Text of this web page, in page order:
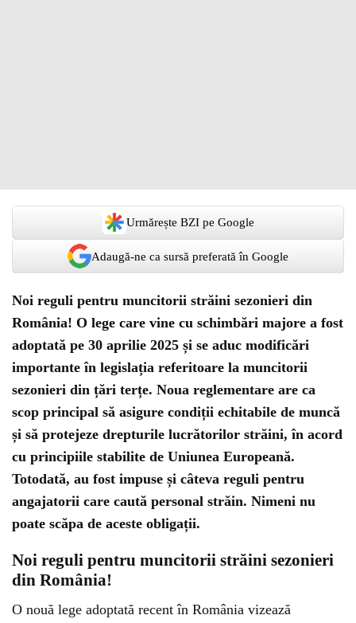
Urmărește BZI pe Google
Adaugă-ne ca sursă preferată în Google
Noi reguli pentru muncitorii străini sezonieri din
România! O lege care vine cu schimbări majore a fost
adoptată pe 30 aprilie 2025 și se aduc modificări
importante în legislația referitoare la muncitorii
sezonieri din țări terțe. Noua reglementare are ca
scop principal să asigure condiții echitabile de muncă
și să protejeze drepturile lucrătorilor străini, în acord
cu principiile stabilite de Uniunea Europeană.
Totodată, au fost impuse și câteva reguli pentru
angajatorii care caută personal străin. Nimeni nu
poate scăpa de aceste obligații.
Noi reguli pentru muncitorii străini sezonieri
din România!
O nouă lege adoptată recent în România vizează